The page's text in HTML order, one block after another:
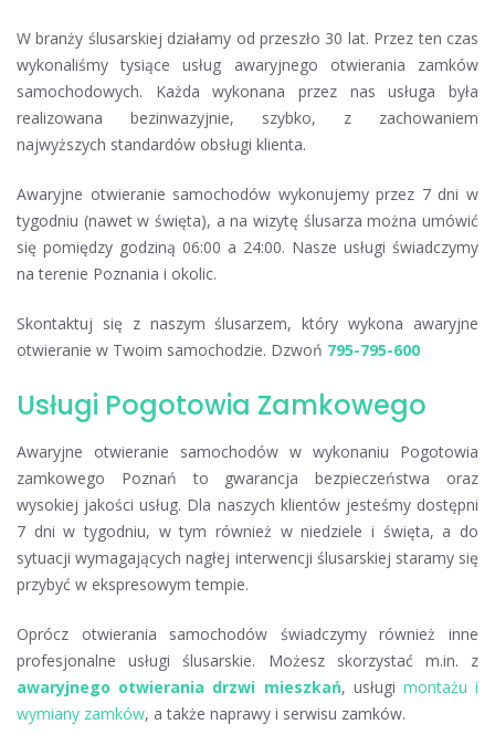
W branży ślusarskiej działamy od przeszło 30 lat. Przez ten czas
wykonaliśmy tysiące usług awaryjnego otwierania zamków
samochodowych. Każda wykonana przez nas usługa była
realizowana bezinwazyjnie, szybko, z zachowaniem
najwyższych standardów obsługi klienta.
Awaryjne otwieranie samochodów wykonujemy przez 7 dni w
tygodniu (nawet w święta), a na wizytę ślusarza można umówić
się pomiędzy godziną 06:00 a 24:00. Nasze usługi świadczymy
na terenie Poznania i okolic.
Skontaktuj się z naszym ślusarzem, który wykona awaryjne
otwieranie w Twoim samochodzie. Dzwoń 795-795-600
Usługi Pogotowia Zamkowego
Awaryjne otwieranie samochodów w wykonaniu Pogotowia
zamkowego Poznań to gwarancja bezpieczeństwa oraz
wysokiej jakości usług. Dla naszych klientów jesteśmy dostępni
7 dni w tygodniu, w tym również w niedziele i święta, a do
sytuacji wymagających nagłej interwencji ślusarskiej staramy się
przybyć w ekspresowym tempie.
Oprócz otwierania samochodów świadczymy również inne
profesjonalne usługi ślusarskie. Możesz skorzystać m.in. z
awaryjnego otwierania drzwi mieszkań, usługi montażu i
wymiany zamków, a także naprawy i serwisu zamków.